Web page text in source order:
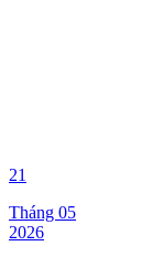
21
Tháng 05
2026